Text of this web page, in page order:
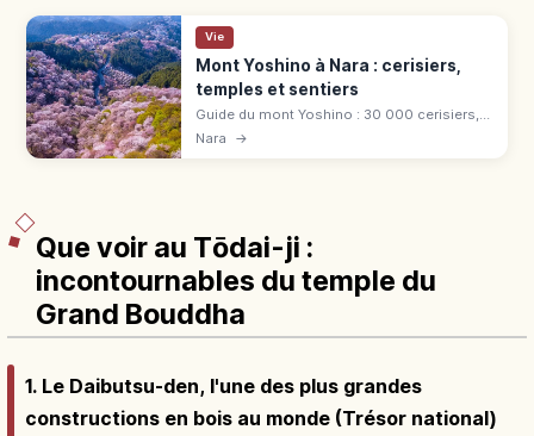
Vie
Mont Yoshino à Nara : cerisiers,
temples et sentiers
Guide du mont Yoshino : 30 000 cerisiers,
site UNESCO, Kinpusen-ji, Yoshimizu et
Nara →
Que voir au Tōdai-ji :
incontournables du temple du
Grand Bouddha
1. Le Daibutsu-den, l'une des plus grandes
constructions en bois au monde (Trésor national)